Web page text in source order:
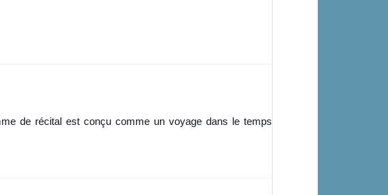
de récital est conçu comme un voyage dans le temps